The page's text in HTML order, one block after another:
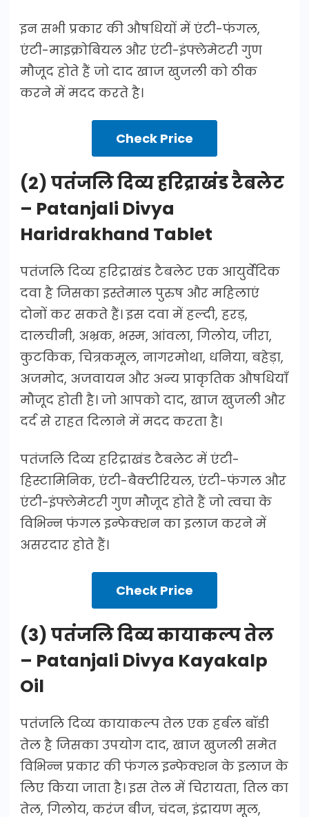
इन सभी प्रकार की औषधियों में एंटी-फंगल,
एंटी-माइक्रोबियल और एंटी-इंफ्लेमेटरी गुण
मौजूद होते हैं जो दाद खाज खुजली को ठीक
करने में मदद करते है।
Check Price
(2) पतंजलि दिव्य हरिद्राखंड टैबलेट
– Patanjali Divya
Haridrakhand Tablet
पतंजलि दिव्य हरिद्राखंड टैबलेट एक आयुर्वेदिक
दवा है जिसका इस्तेमाल पुरुष और महिलाएं
दोनों कर सकते हैं। इस दवा में हल्दी, हरड़,
दालचीनी, अभ्रक, भस्म, आंवला, गिलोय, जीरा,
कुटकिक, चित्रकमूल, नागरमोथा, धनिया, बहेड़ा,
अजमोद, अजवायन और अन्य प्राकृतिक औषधियाँ
मौजूद होती है। जो आपको दाद, खाज खुजली और
दर्द से राहत दिलाने में मदद करता है।
पतंजलि दिव्य हरिद्राखंड टैबलेट में एंटी-
हिस्टामिनिक, एंटी-बैक्टीरियल, एंटी-फंगल और
एंटी-इंफ्लेमेटरी गुण मौजूद होते हैं जो त्वचा के
विभिन्न फंगल इन्फेक्शन का इलाज करने में
असरदार होते हैं।
Check Price
(3) पतंजलि दिव्य कायाकल्प तेल
– Patanjali Divya Kayakalp
Oil
पतंजलि दिव्य कायाकल्प तेल एक हर्बल बॉडी
तेल है जिसका उपयोग दाद, खाज खुजली समेत
विभिन्न प्रकार की फंगल इन्फेक्शन के इलाज के
लिए किया जाता है। इस तेल में चिरायता, तिल का
तेल, गिलोय, करंज बीज, चंदन, इंद्रायण मूल,